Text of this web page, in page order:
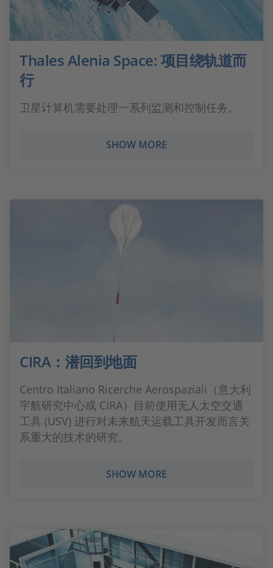
Thales Alenia Space: 项目绕轨道而
行
卫星计算机需要处理一系列监测和控制任务。
SHOW MORE
CIRA：潜回到地面
Centro Italiano Ricerche Aerospaziali（意大利
宇航研究中心或 CIRA）目前使用无人太空交通
工具 (USV) 进行对未来航天运载工具开发而言关
系重大的技术的研究。
SHOW MORE